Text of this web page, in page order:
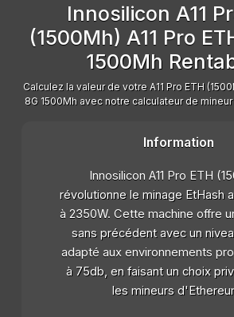
Innosilicon A11
(1500Mh) A11 Pro
1500Mh
Calculez la valeur de votre A11 Pro ETH
8G 1500Mh avec notre calculateur de
Information
Innosilicon A11 Pro ETH
révolutionne le minage EtHash
à 2350W. Cette machine offre
sans précédent avec un
adapté aux environnements
à 75db, en faisant un choix
les mineurs